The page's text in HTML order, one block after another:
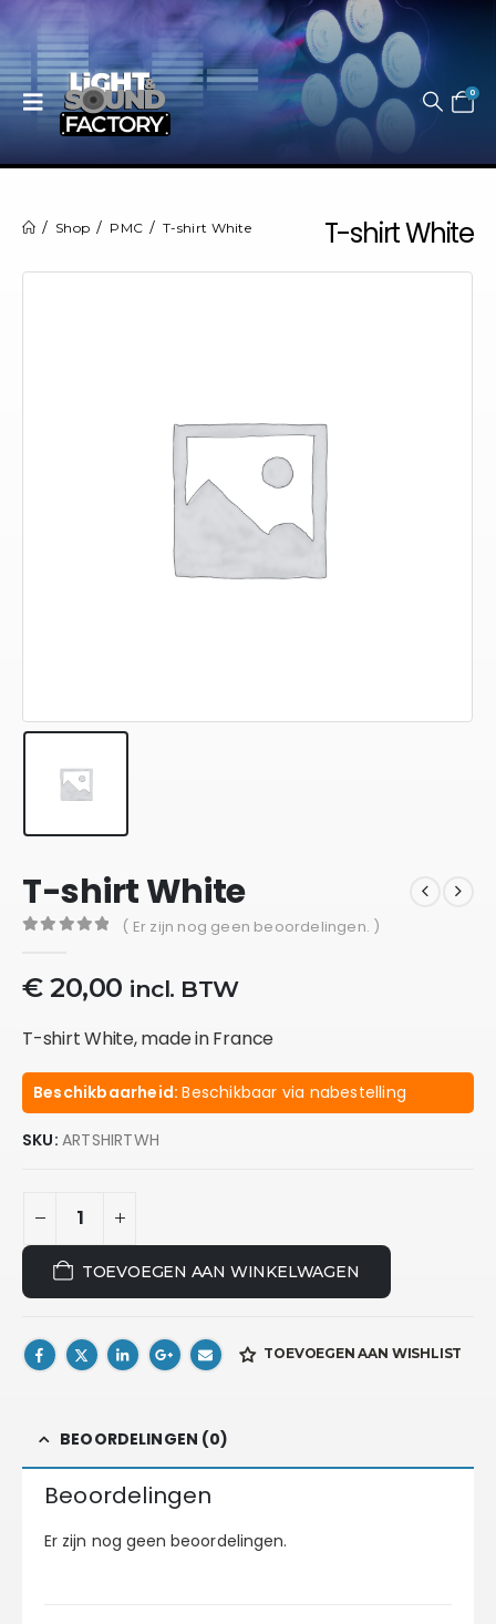
0
T-shirt White
Shop PMC T-shirt White
T-shirt White
( Er zijn nog geen beoordelingen. )
€20,00 incl. BTW
T-shirt White, made in France
Beschikbaarheid:Beschikbaar via nabestelling
SKU: ARTSHIRTWH
TOEVOEGEN AAN WINKELWAGEN
TOEVOEGEN AAN WISHLIST
BEOORDELINGEN (0)
Beoordelingen
Er zijn nog geen beoordelingen.